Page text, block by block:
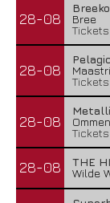
28-08
Bree
Tickets
28-08
Tickets
28-08
Ommen
Tickets
28-08
THE
Wilde